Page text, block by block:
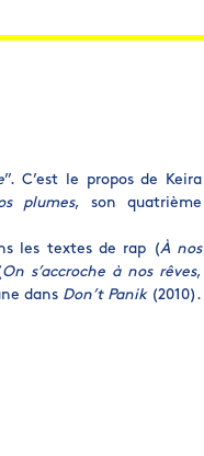
”. C’est le propos de Keira
plumes, son quatrième
les textes de rap (À nos
On s’accroche à nos rêves,
dans Don’t Panik(2010).